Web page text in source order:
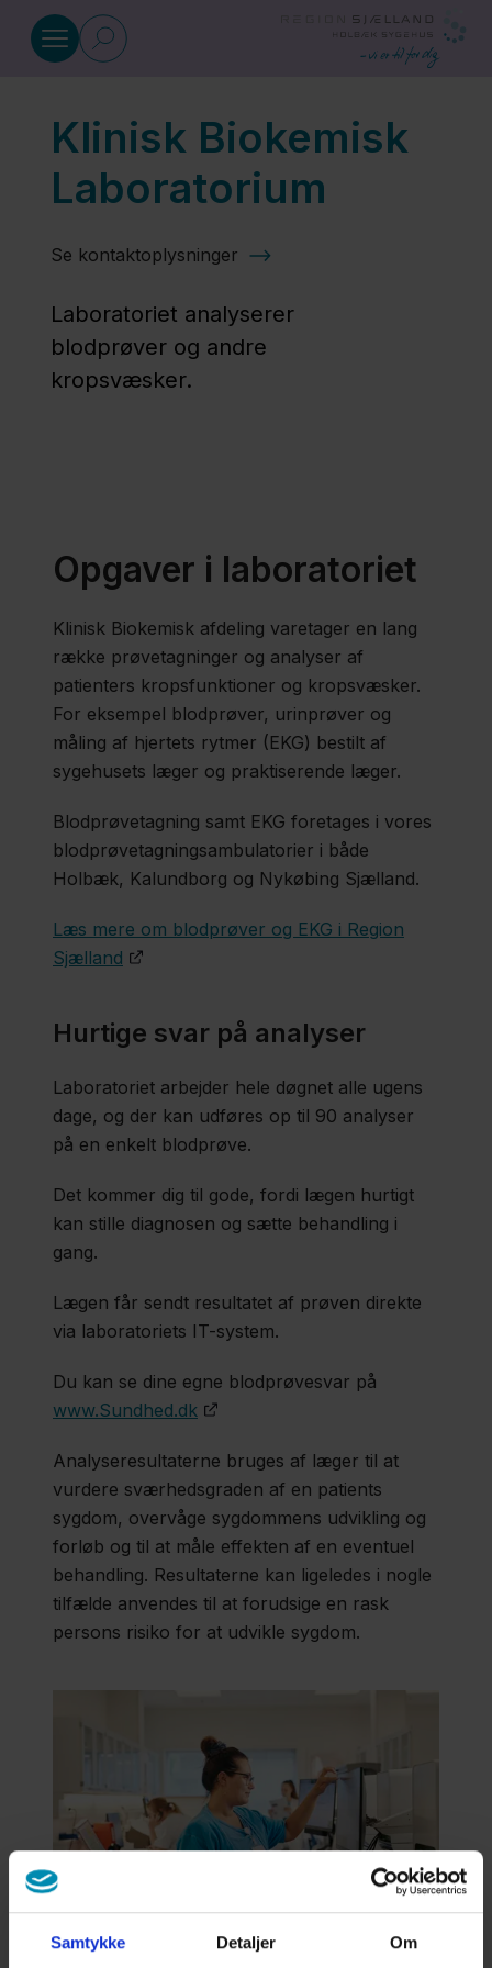
Samtykke Detaljer Om
Klinisk Biokemisk afdeling
Klinisk
Biokemisk
EKG og
blodprøvetagning
fagfolk
Kontakt
Region
Sjælland
Nyheder
Klinisk Biokemisk
Laboratorium
Se kontaktoplysninger
Laboratoriet analyserer
blodprøver og andre
kropsvæsker.
Opgaver i laboratoriet
​Klinisk Biokemisk afdeling varetager en lang
række prøvetagninger og analyser af
patienters kropsfunktioner og kropsvæsker.
For eksempel blodprøver, urinprøver og
måling af hjertets rytmer (EKG) bestilt af
sygehusets læger og praktiserende læger.
Blodprøvetagning samt EKG foretages i vores
blodprøvetagningsambulatorier i både
Holbæk, Kalundborg og Nykøbing Sjælland.
Læs mere om blodprøver og EKG i Region
Sjælland
Hurtige svar på analy​ser
Laboratoriet arbejder hele døgnet alle ugens
dage, og der kan udføres op til 90 analyser
på en enkelt blodprøve.
Det kommer dig til gode, fordi lægen hurtigt
kan stille diagnosen og sætte behandling i
gang.
Lægen får sendt resultatet af prøven direkte
via laboratoriets IT-system.
Du kan se dine egne blodprøvesvar på
www.Sundhed.dk
Analyseresultaterne bruges af læger til at
vurdere sværhedsgraden af en patients
sygdom, overvåge sygdommens udvikling og
forløb og til at måle effekten af en eventuel
behandling. Resultaterne kan ligeledes i nogle
tilfælde anvendes til at forudsige en rask
persons risiko for at udvikle sygdom.